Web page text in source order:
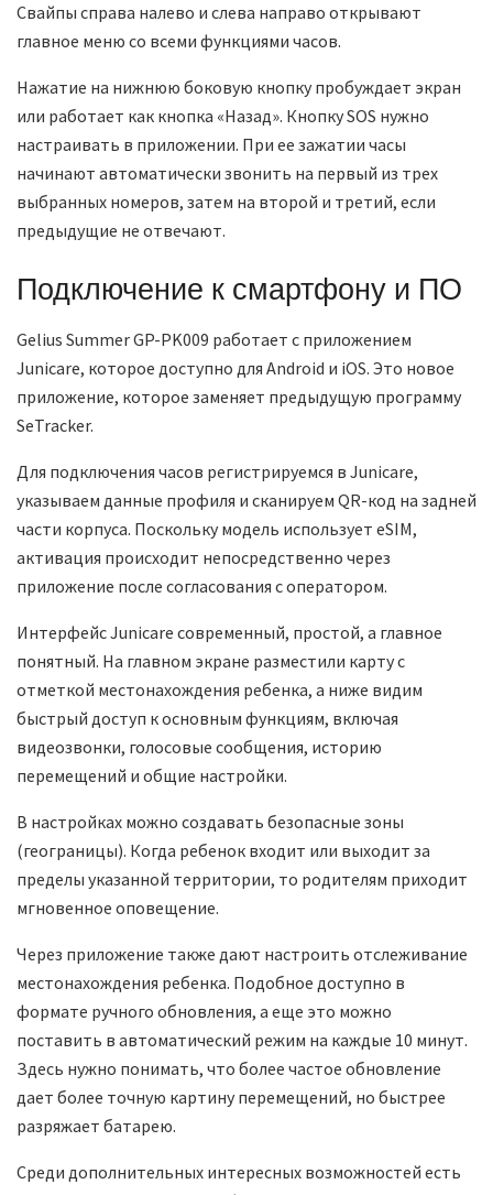
Свайпы справа налево и слева направо открывают
главное меню со всеми функциями часов.
Нажатие на нижнюю боковую кнопку пробуждает экран
или работает как кнопка «Назад». Кнопку SOS нужно
настраивать в приложении. При ее зажатии часы
начинают автоматически звонить на первый из трех
выбранных номеров, затем на второй и третий, если
предыдущие не отвечают.
Подключение к смартфону и ПО
Gelius Summer GP-PK009 работает с приложением
Junicare, которое доступно для Android и iOS. Это новое
приложение, которое заменяет предыдущую программу
SeTracker.
Для подключения часов регистрируемся в Junicare,
указываем данные профиля и сканируем QR-код на задней
части корпуса. Поскольку модель использует eSIM,
активация происходит непосредственно через
приложение после согласования с оператором.
Интерфейс Junicare современный, простой, а главное
понятный. На главном экране разместили карту с
отметкой местонахождения ребенка, а ниже видим
быстрый доступ к основным функциям, включая
видеозвонки, голосовые сообщения, историю
перемещений и общие настройки.
В настройках можно создавать безопасные зоны
(геограницы). Когда ребенок входит или выходит за
пределы указанной территории, то родителям приходит
мгновенное оповещение.
Через приложение также дают настроить отслеживание
местонахождения ребенка. Подобное доступно в
формате ручного обновления, а еще это можно
поставить в автоматический режим на каждые 10 минут.
Здесь нужно понимать, что более частое обновление
дает более точную картину перемещений, но быстрее
разряжает батарею.
Среди дополнительных интересных возможностей есть